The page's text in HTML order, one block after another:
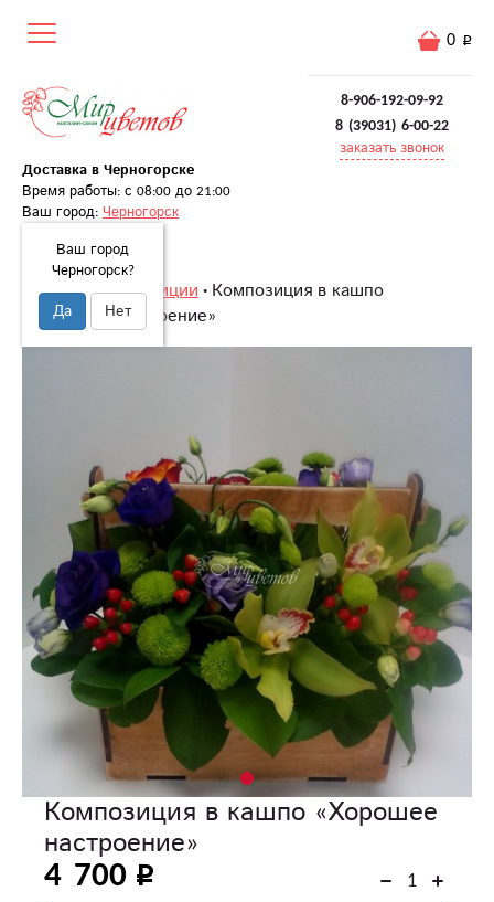
8-906-192-09-92
8 (39031) 6-00-22
заказать звонок
Доставка в Черногорске
Время работы: с 08:00 до 21:00
Ваш город: Черногорск
Ваш город
Черногорск?
Да Нет
0
Главная Композиции Композиция в кашпо
«Хорошее настроение»
Композиция в кашпо «Хорошее
настроение»
4 700